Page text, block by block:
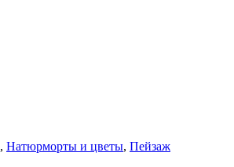
, Натюрморты и цветы, Пейзаж